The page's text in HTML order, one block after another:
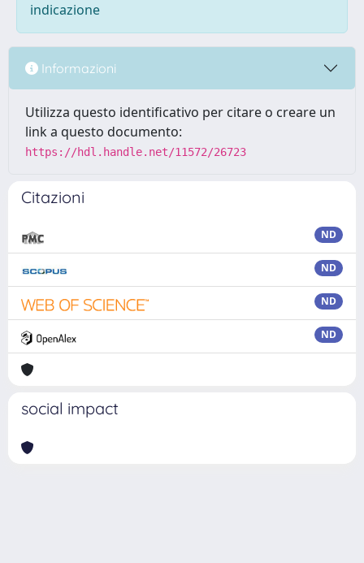
indicazione
Informazioni
Utilizza questo identificativo per citare o creare un
link a questo documento:
https://hdl.handle.net/11572/26723
Citazioni
ND
ND
ND
ND
social impact